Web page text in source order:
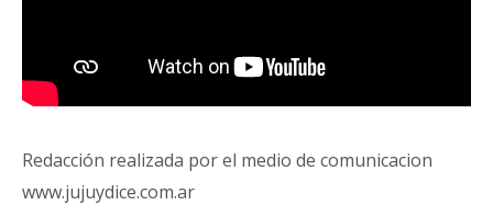
Redacción realizada por el medio de comunicacion
www.jujuydice.com.ar